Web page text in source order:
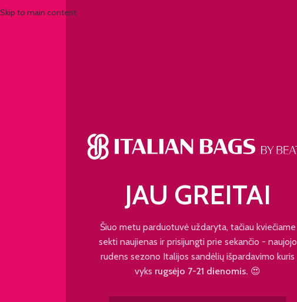
Skip to main content
JAU GREITAI
Šiuo metu parduotuvė uždaryta, tačiau kviečiame
sekti naujienas ir prisijungti prie sekančio - naujojo
rudens sezono Italijos sandėlių išpardavimo kuris
vyks rugsėjo 7-21 dienomis. 😍